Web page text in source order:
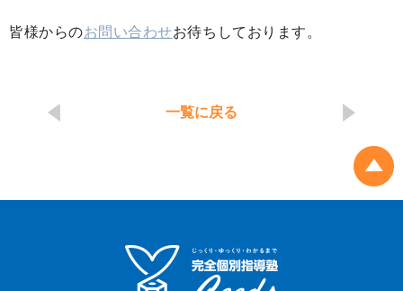
皆様からのお問い合わせお待ちしております。
一覧に戻る